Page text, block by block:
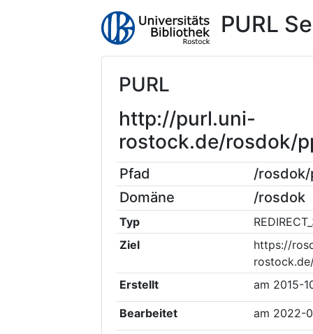
PURL
PURL
http://purl.uni-
rostock.de/rosdok/
Pfad
/
Domäne
/rosdok
Typ
Ziel
https://
Erstellt
am 2015-
Bearbeitet am 2022-